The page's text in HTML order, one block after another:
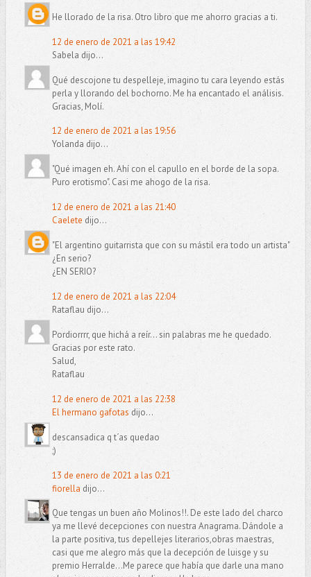
He llorado de la risa. Otro libro que me ahorro gracias a ti.
12 de enero de 2021 a las 19:42
Sabela dijo...
Qué descojone tu despelleje, imagino tu cara leyendo estás
perla y llorando del bochorno. Me ha encantado el análisis.
Gracias, Molí.
12 de enero de 2021 a las 19:56
Yolanda dijo...
"Qué imagen eh. Ahí con el capullo en el borde de la sopa.
Puro erotismo". Casi me ahogo de la risa.
12 de enero de 2021 a las 21:40
Caelete dijo...
"El argentino guitarrista que con su mástil era todo un artista"
¿En serio?
¿EN SERIO?
12 de enero de 2021 a las 22:04
Rataflau dijo...
Pordiorrrr, que hichá a reír... sin palabras me he quedado.
Gracias por este rato.
Salud,
Rataflau
12 de enero de 2021 a las 22:38
El hermano gafotas dijo...
descansadica q t´as quedao
;)
13 de enero de 2021 a las 0:21
fiorella dijo...
Que tengas un buen año Molinos!!. De este lado del charco
ya me llevé decepciones con nuestra Anagrama. Dándole a
la parte positiva, tus depellejes literarios,obras maestras,
casi que me alegro más que la decepción de luisge y su
premio Herralde...Me parece que había que darle una mano